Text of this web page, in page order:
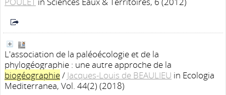
L'association de la paléoécologie et de la
phylogéographie : une autre approche de la
biogéographie/ Jacques-Louis de BEAULIEU in Ecologia
Mediterranea, Vol. 44(2) (2018)